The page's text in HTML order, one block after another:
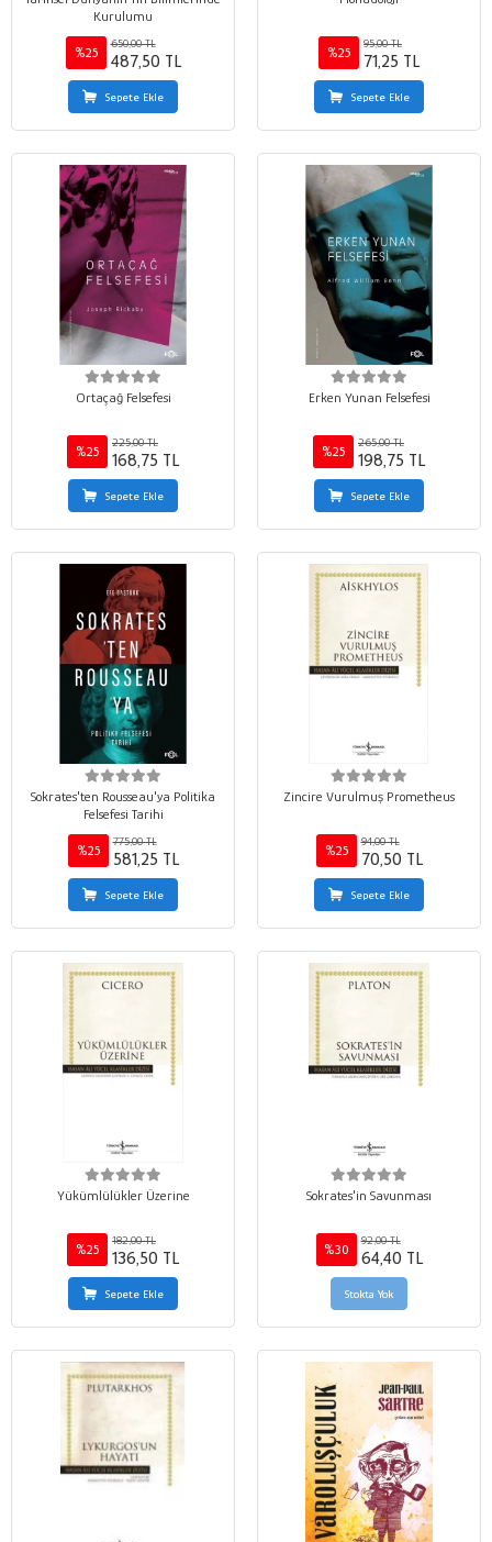
Kurulumu
%25
650,00 TL
487,50 TL
Sepete Ekle
%25
95,00 TL
71,25 TL
Sepete Ekle
Ortaçağ Felsefesi
%25
225,00 TL
168,75 TL
Sepete Ekle
Erken Yunan Felsefesi
%25
265,00 TL
198,75 TL
Sepete Ekle
Sokrates'ten Rousseau'ya Politika
Felsefesi Tarihi
%25
775,00 TL
581,25 TL
Sepete Ekle
Zincire Vurulmuş Prometheus
%25
94,00 TL
70,50 TL
Sepete Ekle
Yükümlülükler Üzerine
%25
182,00 TL
136,50 TL
Sepete Ekle
Sokrates'in Savunması
%30
92,00 TL
64,40 TL
Stokta Yok